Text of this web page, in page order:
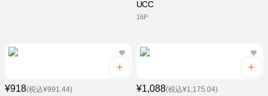
UCC
16P
¥918(税込¥991.44) ¥1,088(税込¥1,175.04)